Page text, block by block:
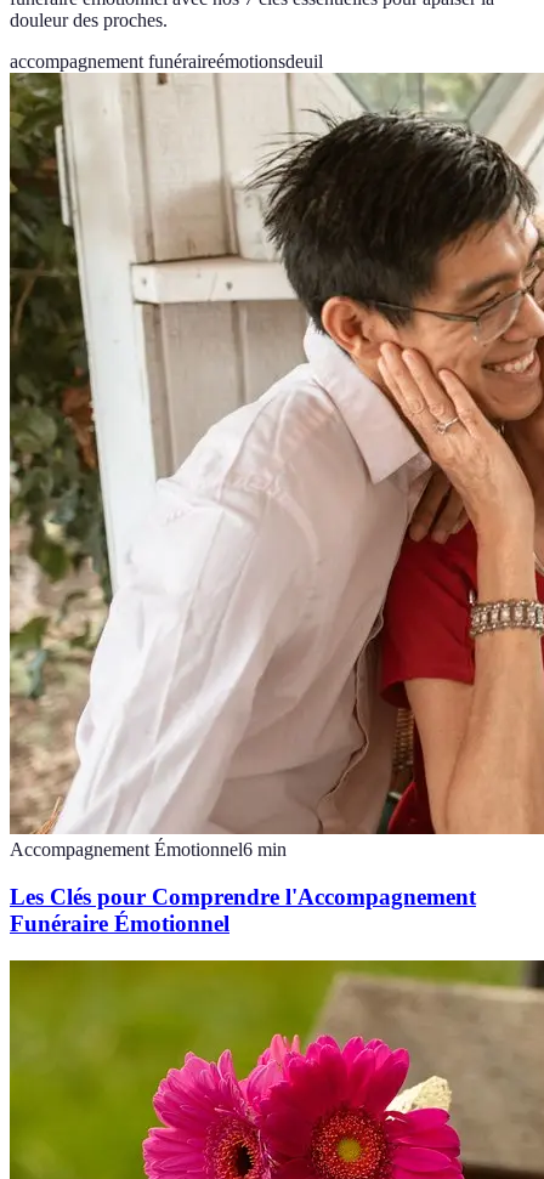
douleur des proches.
accompagnement funéraireémotionsdeuil
Accompagnement Émotionnel6 min
Les Clés pour Comprendre l'Accompagnement
Funéraire Émotionnel